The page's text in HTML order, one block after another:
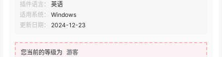
插件语言：
英语
适用系统：
Windows
更新日期：
2024-12-23
您当前的等级为 游客